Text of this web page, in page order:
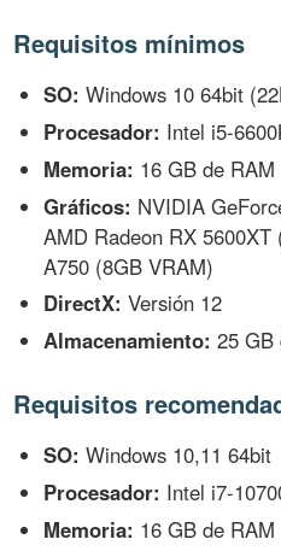
Requisitos mínimos
SO: Windows 10 64bit
Procesador: Intel i5-
Memoria: 16 GB de RAM
Gráficos: NVIDIA
AMD Radeon RX
A750 (8GB VRAM)
DirectX: Versión 12
Almacenamiento: 25 GB
Requisitos
SO: Windows 10,11 64bit
Procesador: Intel i7-
Memoria: 16 GB de RAM